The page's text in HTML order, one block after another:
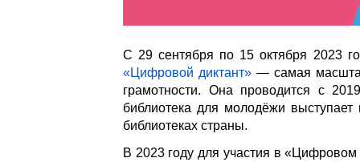
С 29 сентября по 15 октября 2023
«Цифровой диктант»— самая
грамотности. Она проводится с
библиотека для молодёжи
библиотеках страны.
В 2023 году для участия в «Цифровом